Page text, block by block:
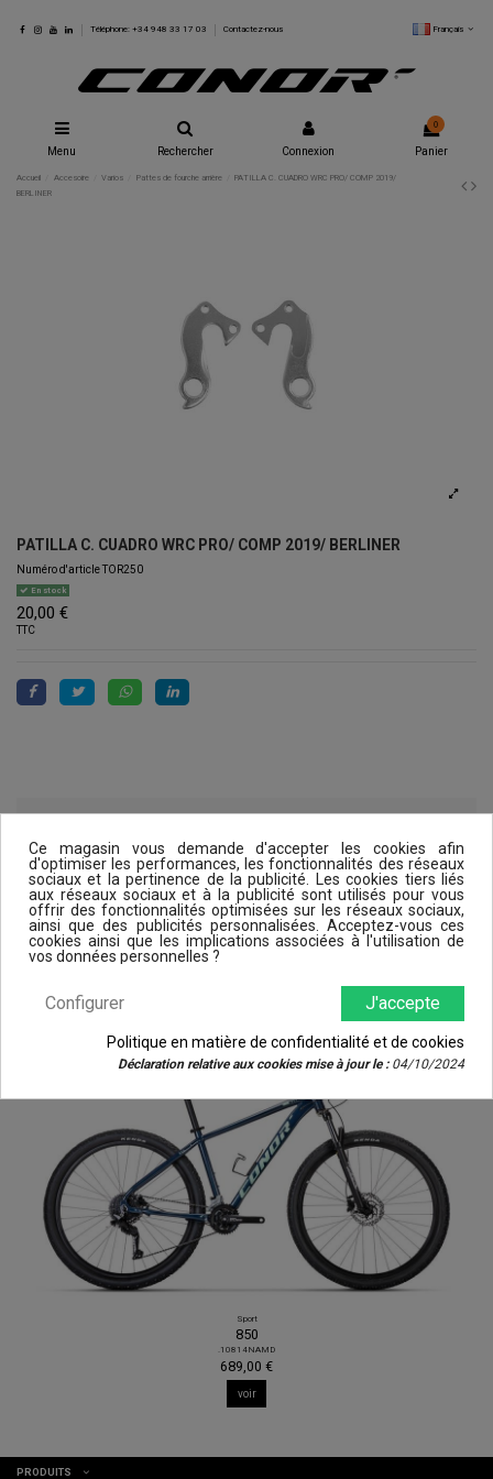
Téléphone: +34 948 33 17 03 Contactez-nous Français
Menu Rechercher Connexion
0
Panier
Accueil Accesoire Varios Pattes de fourche arrière
PATILLA C. CUADRO WRC PRO/ COMP 2019/
BERLINER
PATILLA C. CUADRO WRC PRO/ COMP 2019/ BERLINER
Numéro d'articleTOR250
En stock
20,00 €
TTC
Reviews (0)
Sport
850
.10814NAMD
689,00 €
voir
PRODUITS
Ce magasin vous demande d'accepter les cookies afin
d'optimiser les performances, les fonctionnalités des réseaux
sociaux et la pertinence de la publicité. Les cookies tiers liés
aux réseaux sociaux et à la publicité sont utilisés pour vous
offrir des fonctionnalités optimisées sur les réseaux sociaux,
ainsi que des publicités personnalisées. Acceptez-vous ces
cookies ainsi que les implications associées à l'utilisation de
vos données personnelles ?
J'accepte
Configurer
Politique en matière de confidentialité et de cookies
Déclaration relative aux cookies mise à jour le :04/10/2024